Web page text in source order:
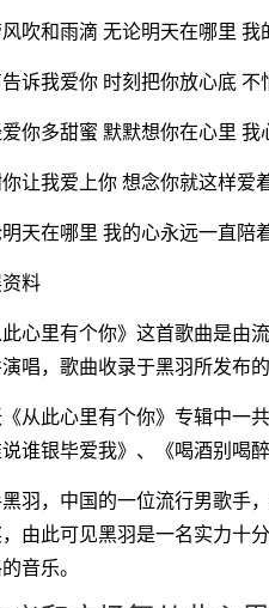
吹和雨滴 无论明天在哪里
诉我爱你 时刻把你放心底
你多甜蜜 默默想你在心里
让我爱上你 想念你就这样爱
天在哪里 我的心永远一直陪
料
此心里有个你》这首歌曲是由
唱，歌曲收录于黑羽所发布
从此心里有个你》专辑中一
说谁银毕爱我》、《喝酒别喝
羽，中国的一位流行男歌手
由此可见黑羽是一名实力十
音乐。